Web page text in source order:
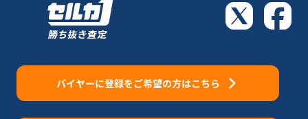
バイヤーに登録をご希望の方はこちら